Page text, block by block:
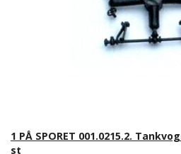
1 PÅ SPORET 001.0215.2.
st